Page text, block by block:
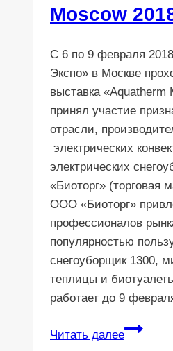
MosBuild
Moscow
С 6 по 9 февраля
Экспо» в Москве
выставка «Aquatherm
принял участие
отрасли,
электрических
электрических
«Биоторг» (торговая
ООО «Биоторг»
профессионалов
популярностью
снегоуборщик 1300,
теплицы и
работает до 9
Читать далее
Выставка